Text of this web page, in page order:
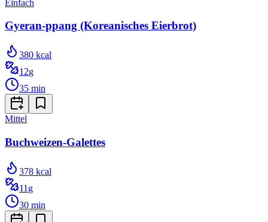
Einfach
Gyeran-ppang (Koreanisches Eierbrot)
380 kcal
12g
35 min
Mittel
Buchweizen-Galettes
378 kcal
11 g
30 min